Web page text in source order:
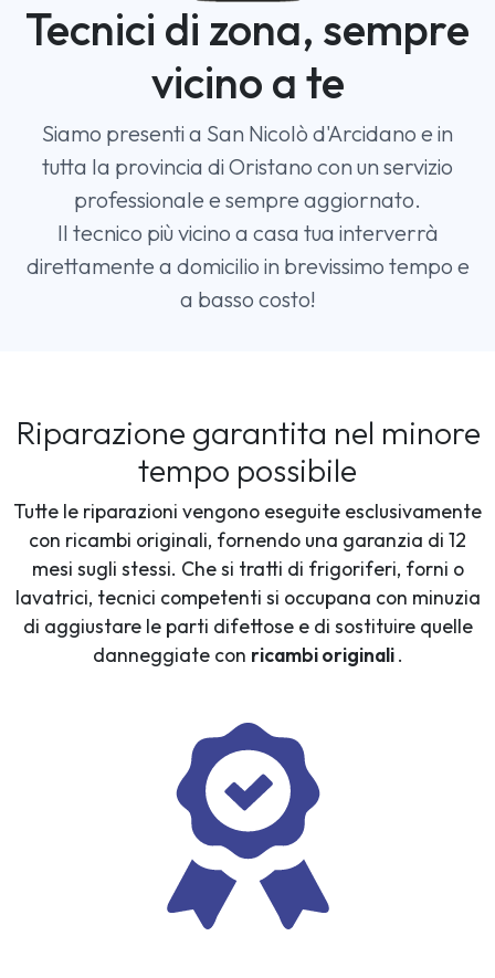
Tecnici di zona, sempre
vicino a te
Siamo presenti a San Nicolò d'Arcidano e in
tutta la provincia di Oristano con un servizio
professionale e sempre aggiornato.
Il tecnico più vicino a casa tua interverrà
direttamente a domicilio in brevissimo tempo e
a basso costo!
Riparazione garantita nel minore
tempo possibile
Tutte le riparazioni vengono eseguite esclusivamente
con ricambi originali, fornendo una garanzia di 12
mesi sugli stessi. Che si tratti di frigoriferi, forni o
lavatrici, tecnici competenti si occupana con minuzia
di aggiustare le parti difettose e di sostituire quelle
danneggiate con ricambi originali.